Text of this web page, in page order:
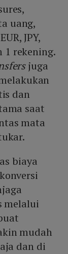
uang,
JPY,
1 rekening.
juga
dan
saat
mata
biaya
melalui
mudah
dan di